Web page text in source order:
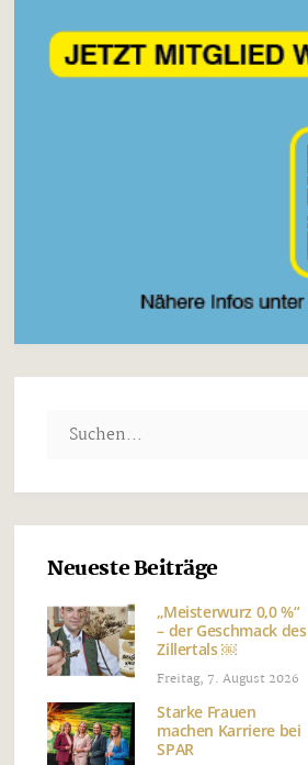
Neueste Beiträge
„Meisterwurz 0,0 %“
– der Geschmack des
Zillertals ￼
Freitag, 7. August 2026
Starke Frauen
machen Karriere bei
SPAR